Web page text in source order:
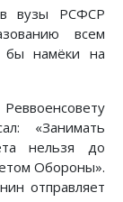
вузы РСФСР
всем
бы намёки на
«Занимать
нельзя до
Обороны».
отправляет